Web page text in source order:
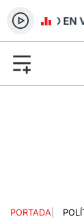
RADIO EN
PORTADA